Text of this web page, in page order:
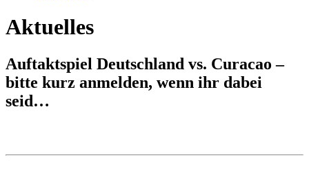
Aktuelles
Auftaktspiel Deutschland vs. Curacao –
bitte kurz anmelden, wenn ihr dabei
seid…